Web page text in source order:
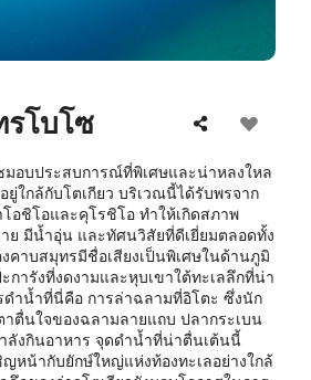
โบโซ
อบประสบการณ์ที่พิเศษและน่าหลงใหล
ใกล้กับโตเกียว บริเวณนี้ได้รับพรจาก
อชิโอและคุโรชิโอ ทำให้เกิดสภาพ
ย มีน้ำอุ่น และทัศนวิสัยที่ดีเยี่ยมตลอดทั้ง
าบสมุทรมีชื่อเสียงเป็นพิเศษในด้านภูมิ
ารังที่งดงามและหุบเขาใต้ทะเลลึกที่น่า
ดำน้ำที่นี่คือ การล่าฉลามที่อิโตะ ซึ่งนัก
ตื่นใจของฉลามลายแถบ ปลากระเบน
ลังกินอาหาร จุดดำน้ำที่น่าตื่นเต้นนี้
ญหน้ากับยักษ์ใหญ่แห่งท้องทะเลอย่างใกล้